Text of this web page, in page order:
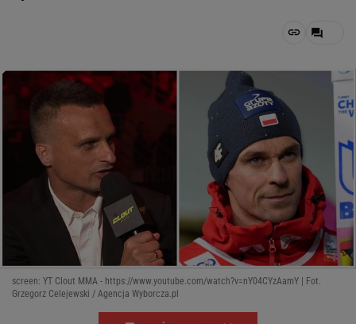
screen: YT Clout MMA - https://www.youtube.com/watch?v=nY04CYzAamY | Fot.
Grzegorz Celejewski / Agencja Wyborcza.pl